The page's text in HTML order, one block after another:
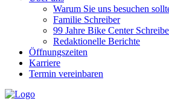
Warum Sie uns besuchen
Familie Schreiber
99 Jahre Bike Center
Redaktionelle Berichte
Öffnungszeiten
Karriere
Termin vereinbaren